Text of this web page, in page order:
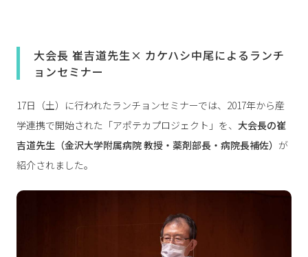
大会長 崔吉道先生× カケハシ中尾によるランチ
ョンセミナー
17日（土）に行われたランチョンセミナーでは、2017年から産
学連携で開始された「アポテカプロジェクト」を、 大会長の崔
吉道先生（金沢大学附属病院 教授・薬剤部長・病院長補佐） が
紹介されました。